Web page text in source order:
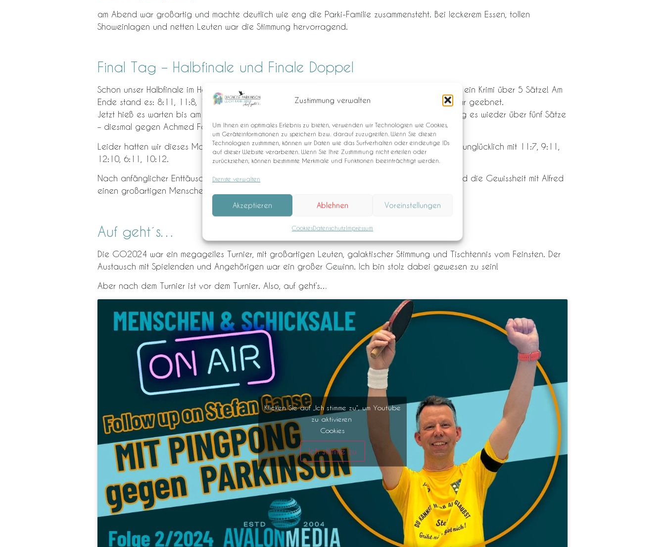
Zustimmung verwalten
Um Ihnen ein optimales Erlebnis zu bieten, verwenden wir Technologien wie Cookies,
um Geräteinformationen zu speichern bzw. darauf zuzugreifen. Wenn Sie diesen
Technologien zustimmen, können wir Daten wie das Surfverhalten oder eindeutige IDs
auf dieser Website verarbeiten. Wenn Sie Ihre Zustimmung nicht erteilen oder
zurückziehen, können bestimmte Merkmale und Funktionen beeinträchtigt werden.
Dienste verwalten
Akzeptieren Ablehnen Voreinstellungen
CookiesDatenschutzImpressum
am Abend war großartig und machte deutlich wie eng die Parki-Familie zusammensteht. Bei leckerem Essen, tollen
Showeinlagen und netten Leuten war die Stimmung hervorragend.
Final Tag – Halbfinale und Finale Doppel
Schon unser Halbfinale im Herren Doppel Klasse 3 TR gegen Detlev Boll und Gerald Weegh war ein Krimi über 5 Sätze! Am
Ende stand es: 8:11, 11:8, 11:8, 8:11 und 11:8 für Alfred und mich…und der Einzug in Finale war geebnet.
Jetzt hieß es warten bis am Nachmittag die Finals ausgetragen wurden. Für Alfred und mich ging es wieder über fünf Sätze
– diesmal gegen Achmed Fehler und Robert King.
Leider hatten wir dieses Mal nicht das nötige Quäntchen Glück auf unserer Seite und verloren unglücklich mit 11:7, 9:11,
12:10, 6:11, 10:12.
Nach anfänglicher Enttäuschung machte sich aber schnell der Stolz über das Erreichte breit und die Gewissheit mit Alfred
einen großartigen Menschen und hervorragenden Tischtennisspieler kennengelernt zu haben!
Auf geht´s…
Die GO2024 war ein megageiles Turnier, mit großartigen Leuten, galaktischer Stimmung und Tischtennis vom Feinsten. Der
Austausch mit Spielenden und Angehörigen war ein großer Gewinn. Ich bin stolz dabei gewesen zu sein!
Aber nach dem Turnier ist vor dem Turnier. Also, auf geht’s…
Klicken Sie auf „Ich stimme zu“, um Youtube
zu aktivieren
Cookies
Ich stimme zu